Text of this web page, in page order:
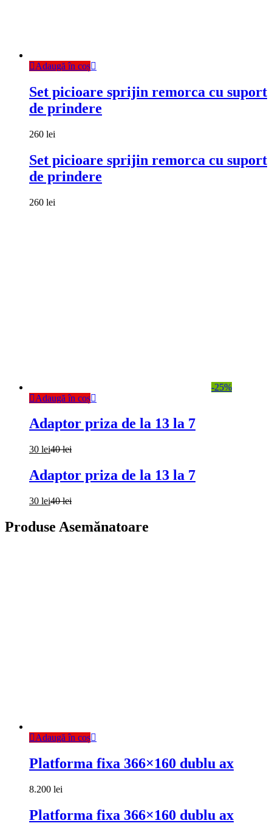
Adaugă în coș
Set picioare sprijin remorca cu suport
de prindere
260 lei
Set picioare sprijin remorca cu suport
de prindere
260 lei
-25%
Adaugă în coș
Adaptor priza de la 13 la 7
30 lei40lei
Adaptor priza de la 13 la 7
30 lei40lei
Produse Asemănatoare
Adaugă în coș
Platforma fixa 366×160 dublu ax
8.200 lei
Platforma fixa 366×160 dublu ax